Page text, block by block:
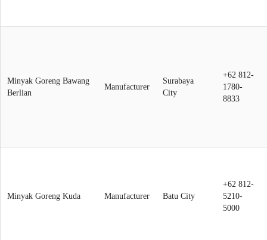
Minyak Goreng Bawang
Berlian
Manufacturer
Surabaya
City
+62 812-
1780-
8833
Minyak Goreng Kuda Manufacturer Batu City
+62 812-
5210-
5000